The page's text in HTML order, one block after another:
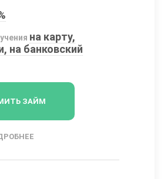
на карту,
на банковский
ЗАЙМ